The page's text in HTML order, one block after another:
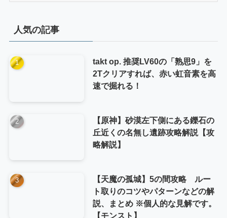
ー
人気の記事
takt op. 推奨LV60の「熟思9」を
2Tクリアすれば、赤い虹音素を高
速で掘れる！
【原神】砂漠左下側にある鑠石の
丘近くの名無し遺跡攻略解説【攻
略解説】
【天魔の孤城】5の間攻略 ルー
ト取りのコツやパターンなどの解
説、まとめ ※個人的な見解です。
【モンスト】